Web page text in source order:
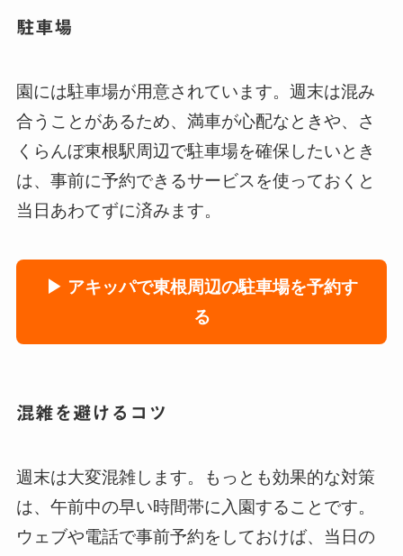
駐車場
園には駐車場が用意されています。週末は混み
合うことがあるため、満車が心配なときや、さ
くらんぼ東根駅周辺で駐車場を確保したいとき
は、事前に予約できるサービスを使っておくと
当日あわてずに済みます。
▶ アキッパで東根周辺の駐車場を予約す
る
混雑を避けるコツ
週末は大変混雑します。もっとも効果的な対策
は、午前中の早い時間帯に入園することです。
ウェブや電話で事前予約をしておけば、当日の